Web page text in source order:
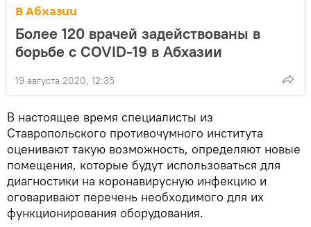
В Абхазии
Более 120 врачей задействованы в
борьбе с COVID-19 в Абхазии
19 августа 2020, 12:35
В настоящее время специалисты из
Ставропольского противочумного института
оценивают такую возможность, определяют новые
помещения, которые будут использоваться для
диагностики на коронавирусную инфекцию и
оговаривают перечень необходимого для их
функционирования оборудования.